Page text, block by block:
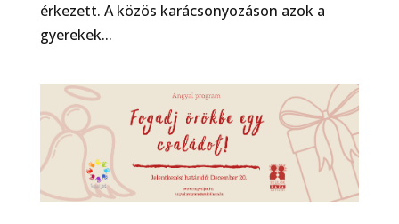
érkezett. A közös karácsonyozáson azok a
gyerekek...